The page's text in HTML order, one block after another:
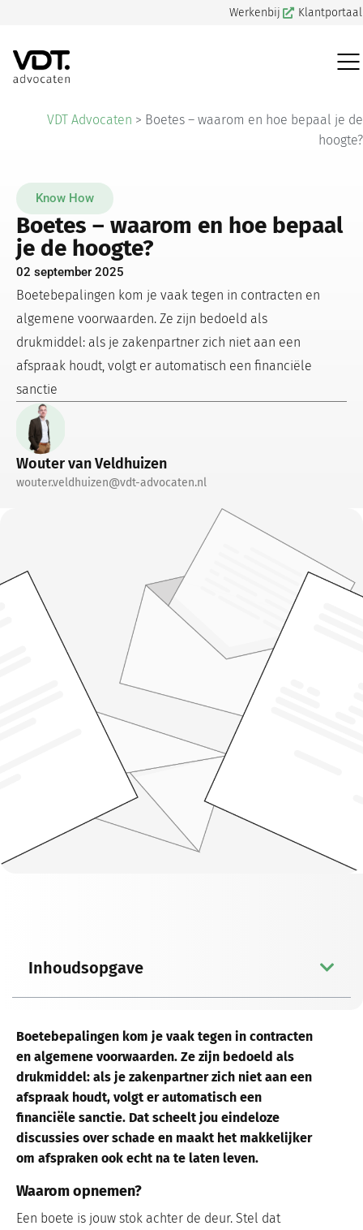
Werkenbij Klantportaal
VDT Advocaten > Boetes – waarom en hoe bepaal je de
hoogte?
Know How
Boetes – waarom en hoe bepaal
je de hoogte?
02 september 2025
Boetebepalingen kom je vaak tegen in contracten en
algemene voorwaarden. Ze zijn bedoeld als
drukmiddel: als je zakenpartner zich niet aan een
afspraak houdt, volgt er automatisch een financiële
sanctie
Wouter van Veldhuizen
wouter.veldhuizen@vdt-advocaten.nl
Boetebepalingen kom je vaak tegen in contracten
en algemene voorwaarden. Ze zijn bedoeld als
drukmiddel: als je zakenpartner zich niet aan een
afspraak houdt, volgt er automatisch een
financiële sanctie. Dat scheelt jou eindeloze
discussies over schade en maakt het makkelijker
om afspraken ook echt na te laten leven.
Waarom opnemen?
Een boete is jouw stok achter de deur. Stel dat
Inhoudsopgave